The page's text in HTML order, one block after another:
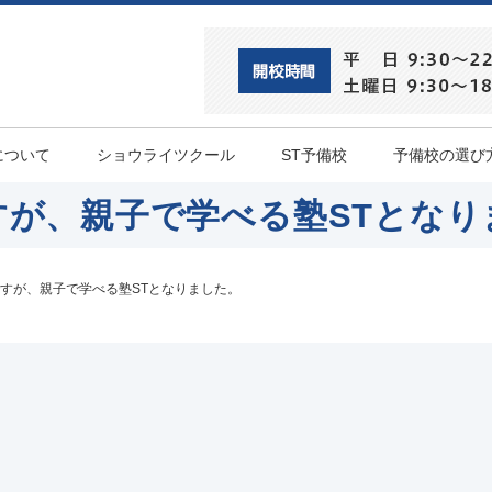
ついて ショウライツクール ST予備校 予備校の選び
、親子で学べる塾STとな
が、親子で学べる塾STとなりました。